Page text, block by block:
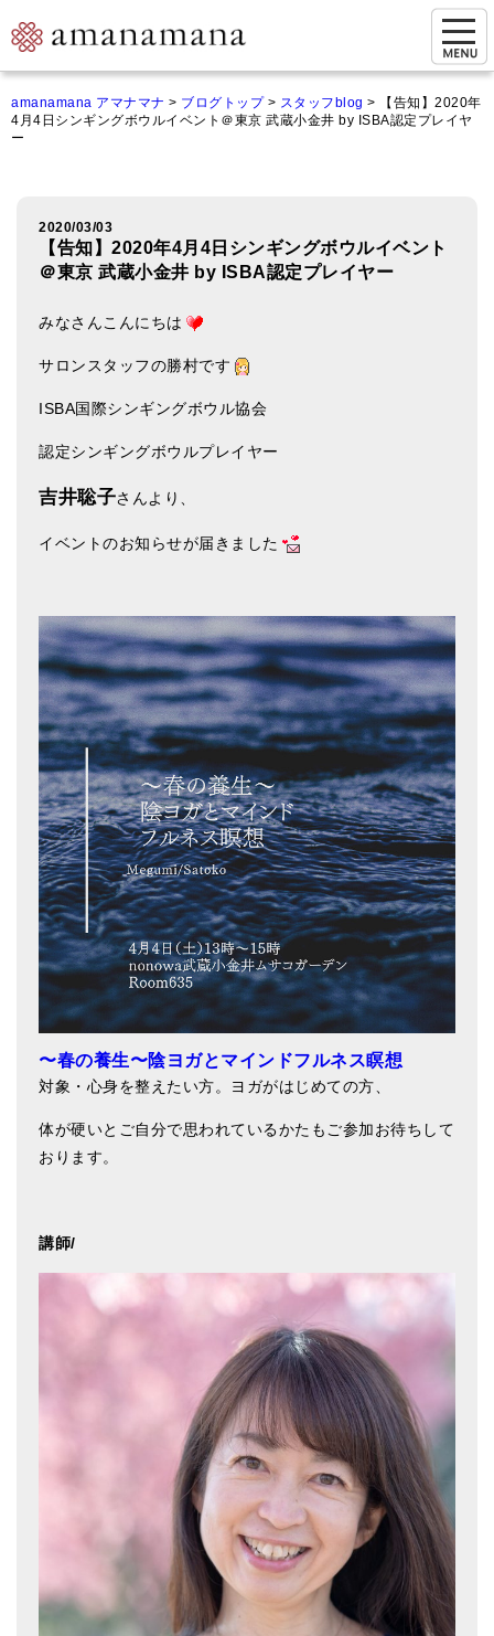
マイページ
ご来店&購入
オンライン相談&購入
シンギングボウル講座
倍音呼吸法レッスン
オンラインショップ
カートを見る
商品一覧
アマナマナのシンギングボウル
新・鍛造スペシャル
マンダラ彫（黒・渋金）
人気の3点セット
お得なアマナマナ・セット
特大シンギングボウル・特殊柄
スティック・マレット・リング（台座）
アマナマナのティンシャ
プレミアム・ティンシャ（L・M）
ベーシック・ティンシャ（4種）
ティンシャケース
チベット・真マントラ香
チベット高僧のオラクルカード
シンギングボウル入門本・CD
アウトレット
神々とつながるジュエリー
ヒーリング・マンダラポスター
ロゴステッカー・ポストカード各種
亡命チベット人尼僧のお守り・チャーム
チベット・マントラ・ヒーリングCD
ギフトラッピング
amanamana アマナマナ > ブログトップ> スタッフblog >
【告知】2020年
4月4日シンギングボウルイベント＠東京 武蔵小金井 by ISBA認定プレイヤ
ー
2020/03/03
【告知】2020年4月4日シンギングボウルイベント
＠東京 武蔵小金井 by ISBA認定プレイヤー
みなさんこんにちは
サロンスタッフの勝村です
ISBA国際シンギングボウル協会
認定シンギングボウルプレイヤー
吉井聡子さんより、
イベントのお知らせが届きました
〜春の養生〜陰ヨガとマインドフルネス瞑想
対象・心身を整えたい方。ヨガがはじめての方、
体が硬いとご自分で思われているかたもご参加お待ちして
おります。
講師/